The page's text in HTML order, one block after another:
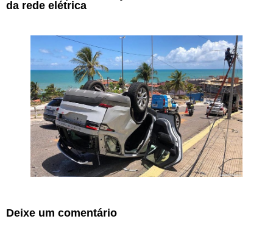
da rede elétrica
Deixe um comentário